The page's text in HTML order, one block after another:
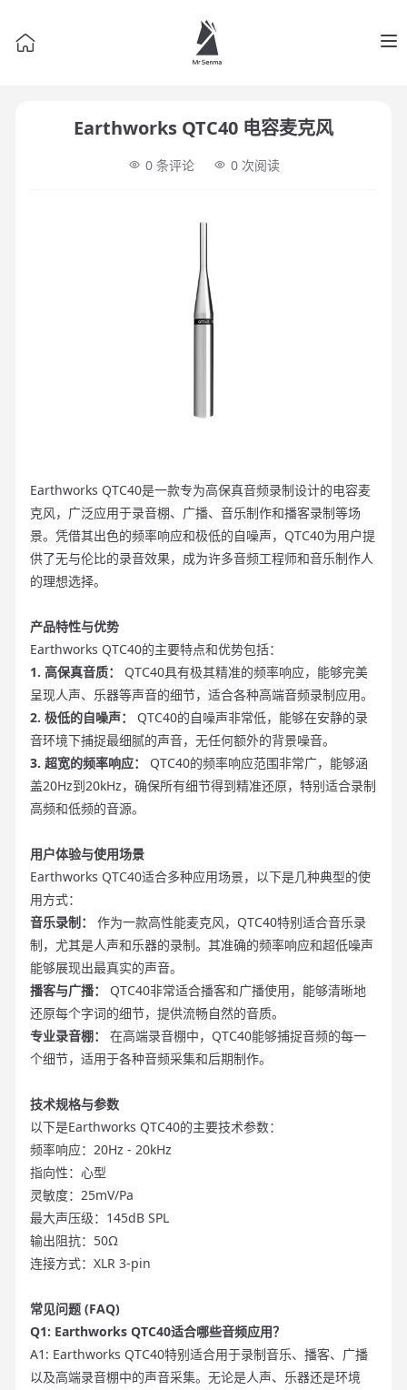
Earthworks QTC40 电容麦克风
0 条评论 0 次阅读
Earthworks QTC40是一款专为高保真音频录制设计的电容麦
克风，广泛应用于录音棚、广播、音乐制作和播客录制等场
景。凭借其出色的频率响应和极低的自噪声，QTC40为用户提
供了无与伦比的录音效果，成为许多音频工程师和音乐制作人
的理想选择。
产品特性与优势
Earthworks QTC40的主要特点和优势包括：
1. 高保真音质：
QTC40具有极其精准的频率响应，能够完美
呈现人声、乐器等声音的细节，适合各种高端音频录制应用。
2. 极低的自噪声：
QTC40的自噪声非常低，能够在安静的录
音环境下捕捉最细腻的声音，无任何额外的背景噪音。
3. 超宽的频率响应：
QTC40的频率响应范围非常广，能够涵
盖20Hz到20kHz，确保所有细节得到精准还原，特别适合录制
高频和低频的音源。
用户体验与使用场景
Earthworks QTC40适合多种应用场景，以下是几种典型的使
用方式：
音乐录制：
作为一款高性能麦克风，QTC40特别适合音乐录
制，尤其是人声和乐器的录制。其准确的频率响应和超低噪声
能够展现出最真实的声音。
播客与广播：
QTC40非常适合播客和广播使用，能够清晰地
还原每个字词的细节，提供流畅自然的音质。
专业录音棚：
在高端录音棚中，QTC40能够捕捉音频的每一
个细节，适用于各种音频采集和后期制作。
技术规格与参数
以下是Earthworks QTC40的主要技术参数：
频率响应：20Hz - 20kHz
指向性：心型
灵敏度：25mV/Pa
最大声压级：145dB SPL
输出阻抗：50Ω
连接方式：XLR 3-pin
常见问题 (FAQ)
Q1: Earthworks QTC40适合哪些音频应用？
A1: Earthworks QTC40特别适合用于录制音乐、播客、广播
以及高端录音棚中的声音采集。无论是人声、乐器还是环境